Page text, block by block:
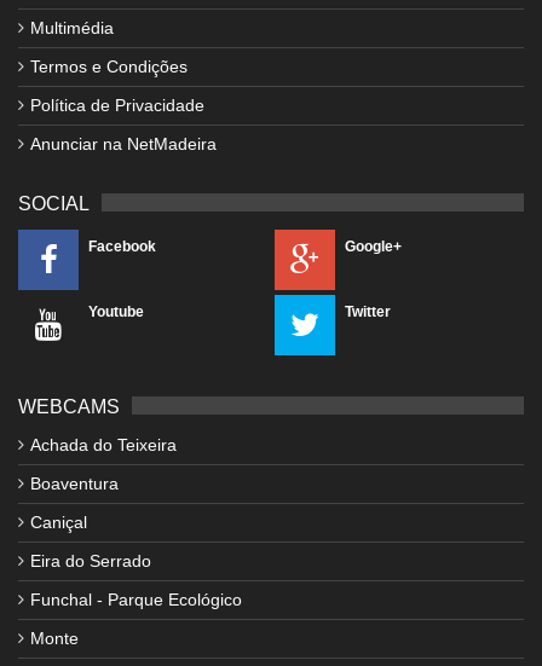
Multimédia
Termos e Condições
Política de Privacidade
Anunciar na NetMadeira
SOCIAL
Facebook Google+
Youtube Twitter
WEBCAMS
Achada do Teixeira
Boaventura
Caniçal
Eira do Serrado
Funchal - Parque Ecológico
Monte